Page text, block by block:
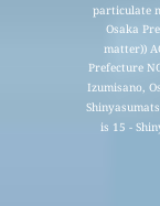
particulate
Osaka
matter))
Prefecture
Izumisano,
is 15 -